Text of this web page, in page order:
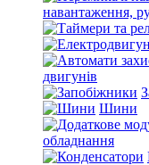
навантаження,
двигунів
Шини
обладнання